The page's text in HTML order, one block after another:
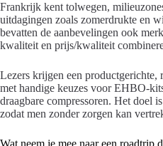
Frankrijk kent tolwegen,
uitdagingen zoals zomerdrukte en
bevatten de aanbevelingen ook
kwaliteit en prijs/kwaliteit
Lezers krijgen een productgerichte,
met handige keuzes voor EHBO-
draagbare compressoren. Het doel
zodat men zonder zorgen kan
Wat neem je mee naar een roadtrip